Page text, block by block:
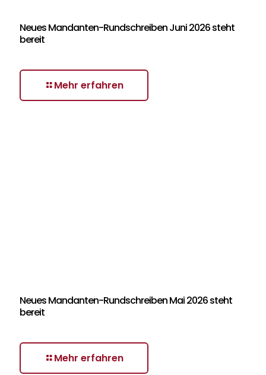
Neues Mandanten-Rundschreiben Juni 2026 steht
bereit
Mehr erfahren
Neues Mandanten-Rundschreiben Mai 2026 steht
bereit
Mehr erfahren